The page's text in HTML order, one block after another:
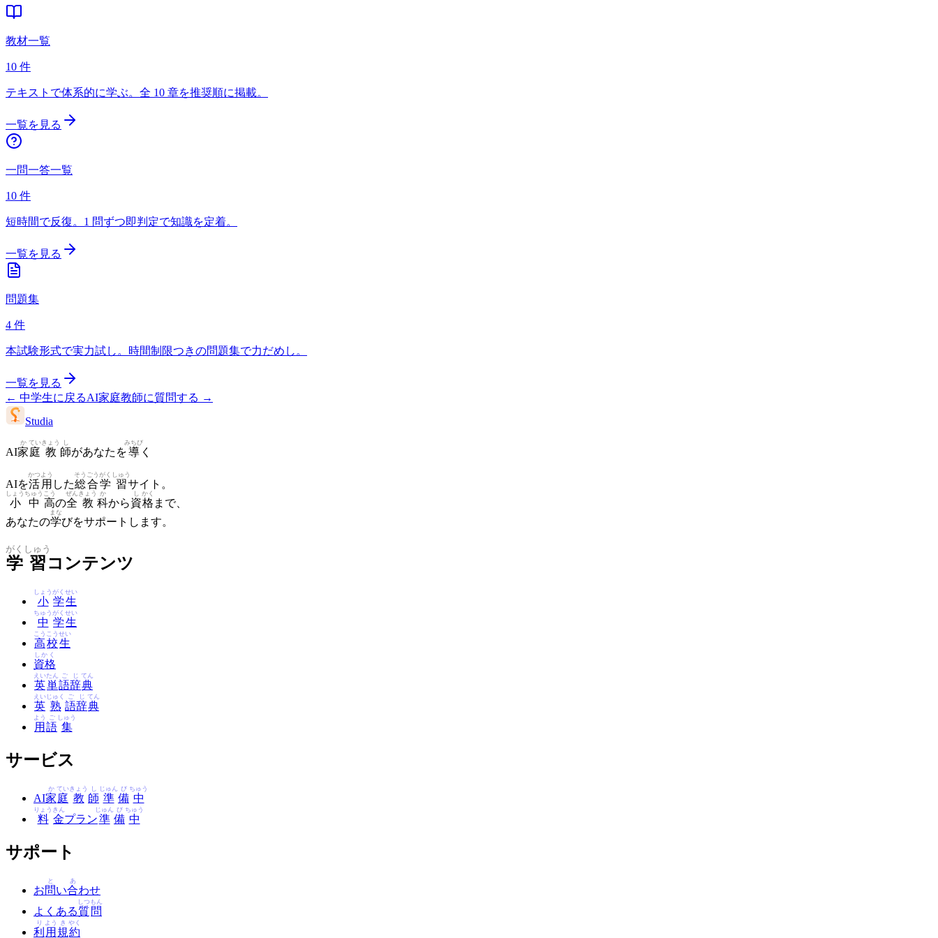
教材一覧
10 件
テキストで体系的に学ぶ。全 10 章を推奨順に掲載。
一覧を見る
一問一答一覧
10 件
短時間で反復。1 問ずつ即判定で知識を定着。
一覧を見る
問題集
4 件
本試験形式で実力試し。時間制限つきの問題集で力だめし。
一覧を見る
← 中学生に戻るAI家庭教師に質問する →
Studia
AI家
か
庭
てい
教
きょう
師
し
があなたを導
みちび
く
AIを活
かつ
用
よう
した総
そう
合
ごう
学
がく
習
しゅう
サイト。
小
しょう
中
ちゅう
高
こう
の全
ぜん
教
きょう
科
か
から資
し
格
かく
まで、
あなたの学
まな
びをサポートします。
学
がく
習
しゅう
コンテンツ
小
しょう
学
がく
生
せい
中
ちゅう
学
がく
生
せい
高
こう
校
こう
生
せい
資格
しかく
英
えい
単
たん
語
ご
辞
じ
典
てん
英
えい
熟
じゅく
語
ご
辞
じ
典
てん
用
よう
語
ご
集
しゅう
サービス
AI家
か
庭
てい
教
きょう
師
し
準
じゅん
備
び
中
ちゅう
料
りょう
金
きん
プラン準
じゅん
備
び
中
ちゅう
サポート
お問
と
い合
あ
わせ
よくある質
しつ
問
もん
利
り
用
よう
規
き
約
やく